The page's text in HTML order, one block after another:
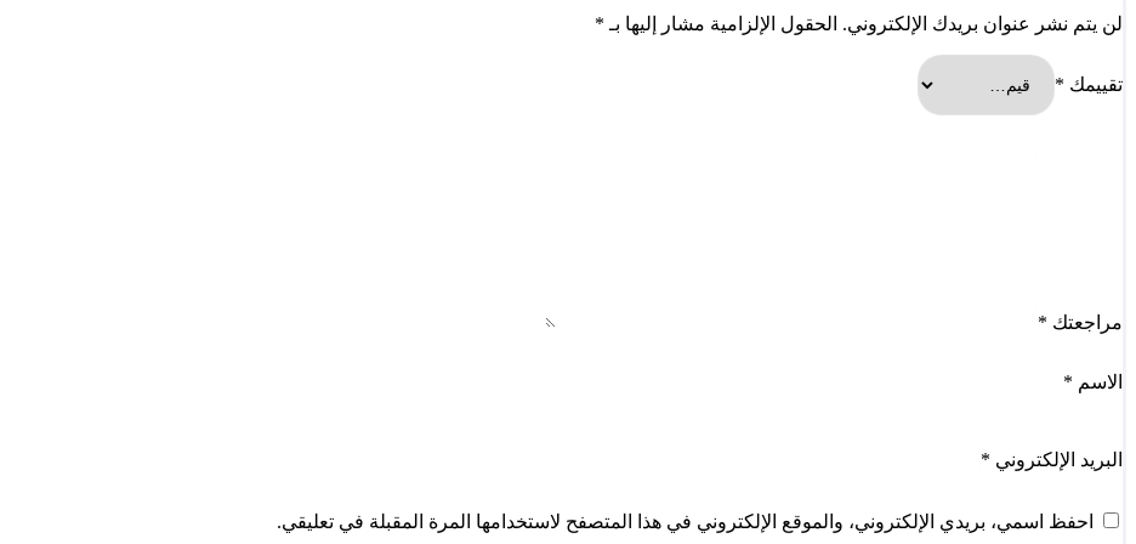
لن يتم نشر عنوان بريدك الإلكتروني. الحقول الإلزامية مشار إليها بـ *
تقييمك *
مراجعتك *
الاسم *
البريد الإلكتروني *
احفظ اسمي، بريدي الإلكتروني، والموقع الإلكتروني في هذا المتصفح لاستخدامها المرة المقبلة في تعليقي.